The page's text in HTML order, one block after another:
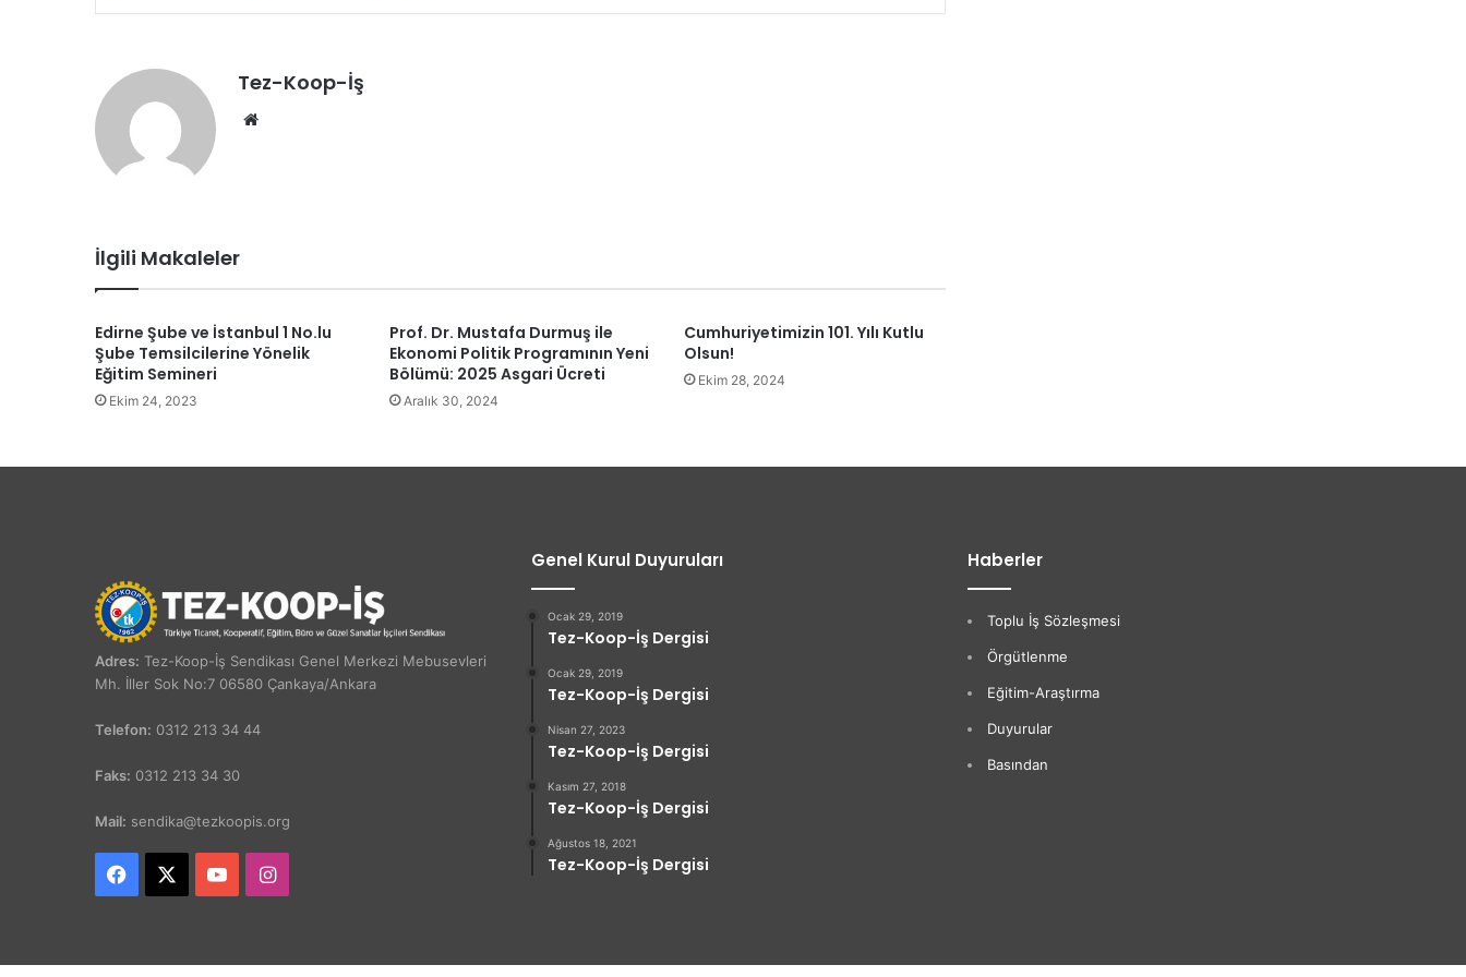
Tez-Koop-İş
İlgili Makaleler
Edirne Şube ve İstanbul 1 No.lu
Şube Temsilcilerine Yönelik
Eğitim Semineri
Ekim 24, 2023
Prof. Dr. Mustafa Durmuş ile
Ekonomi Politik Programının Yeni
Bölümü: 2025 Asgari Ücreti
Aralık 30, 2024
Cumhuriyetimizin 101. Yılı Kutlu
Olsun!
Ekim 28, 2024
Adres: Tez-Koop-İş Sendikası Genel Merkezi Mebusevleri
Mh. İller Sok No:7 06580 Çankaya/Ankara
Telefon: 0312 213 34 44
Faks: 0312 213 34 30
Mail: sendika@tezkoopis.org
Facebook YouTubeInstagram
Genel Kurul Duyuruları
Ocak 29, 2019
Tez-Koop-İş Dergisi
Ocak 29, 2019
Tez-Koop-İş Dergisi
Nisan 27, 2023
Tez-Koop-İş Dergisi
Kasım 27, 2018
Tez-Koop-İş Dergisi
Ağustos 18, 2021
Tez-Koop-İş Dergisi
Haberler
Toplu İş Sözleşmesi
Örgütlenme
Eğitim-Araştırma
Duyurular
Basından